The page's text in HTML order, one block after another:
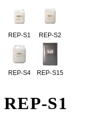
REP-S1 REP-S2
REP-S4 REP-S15
REP-S1